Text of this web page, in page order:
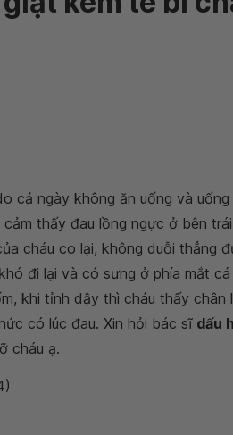
cả ngày không ăn uống và
cảm thấy đau lồng ngực ở bên
cháu co lại, không duỗi thẳng
đi lại và có sưng ở phía mắt
khi tỉnh dậy thì cháu thấy
có lúc đau. Xin hỏi bác sĩ dấu
cháu ạ.